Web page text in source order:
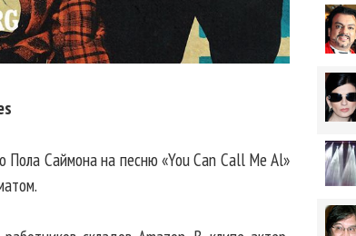
Пола Саймона на песню «You Can Call Me Al»